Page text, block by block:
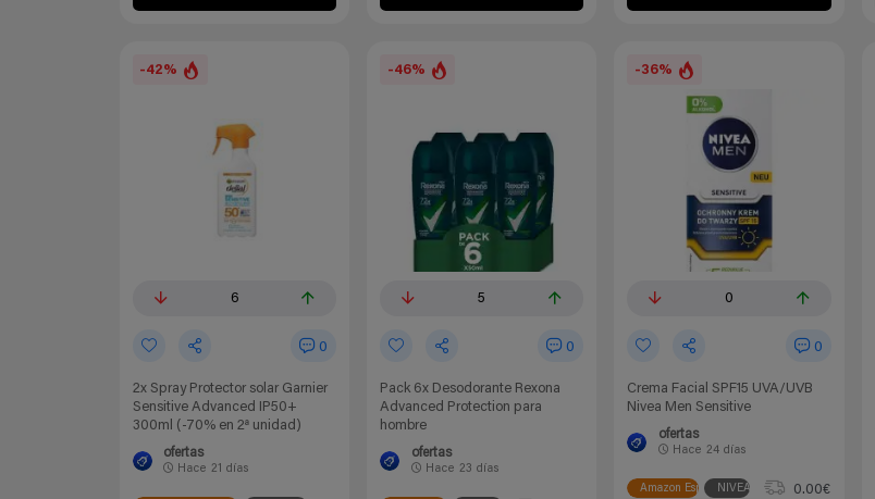
-42%
6
0
2x Spray Protector solar Garnier
Sensitive Advanced IP50+
300ml (-70% en 2ª unidad)
ofertas
Hace 21 días
-46%
5
0
Pack 6x Desodorante Rexona
Advanced Protection para
hombre
ofertas
Hace 23 días
-36%
0
0
Crema Facial SPF15 UVA/UVB
Nivea Men Sensitive
ofertas
Hace 24 días
Amazon EspañaNIVEA
0.00€